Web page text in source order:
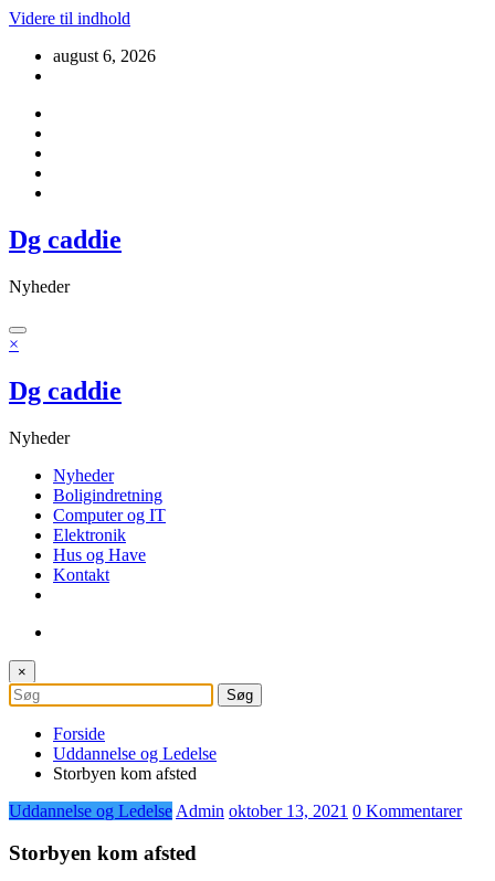
Videre til indhold
august 6, 2026
Dg caddie
Nyheder
×
Dg caddie
Nyheder
Nyheder
Boligindretning
Computer og IT
Elektronik
Hus og Have
Kontakt
×
Forside
Uddannelse og Ledelse
Storbyen kom afsted
Uddannelse og Ledelse Admin oktober 13, 2021 0 Kommentarer
Storbyen kom afsted